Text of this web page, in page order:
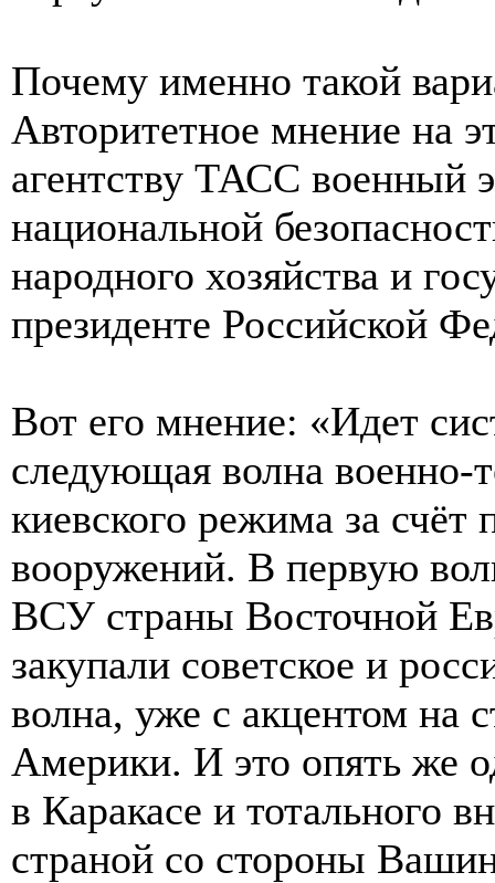
Почему именно такой
Авторитетное мнение на
агентству ТАСС военный
национальной
народного хозяйства и
президенте Российской
Вот его мнение: «Идет
следующая волна военно-
киевского режима за счёт
вооружений. В первую
ВСУ страны Восточной
закупали советское и
волна, уже с акцентом на
Америки. И это опять же
в Каракасе и тотального
страной со стороны